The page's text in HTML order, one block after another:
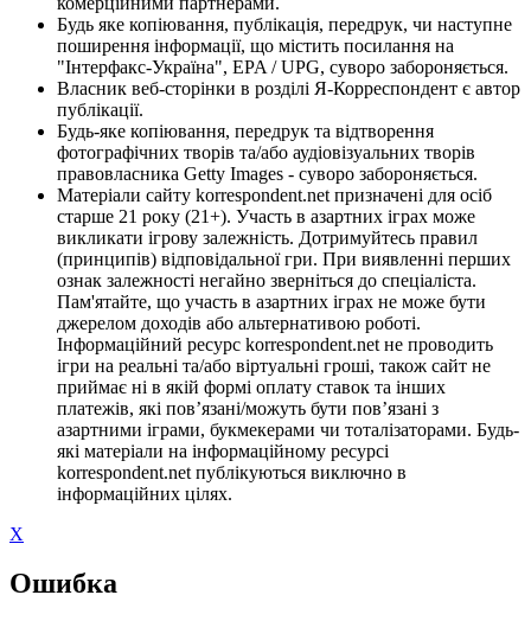
Будь яке копіювання, публікація, передрук, чи наступне
поширення інформації, що містить посилання на
"Інтерфакс-Україна", EPA / UPG, суворо забороняється.
Власник веб-сторінки в розділі Я-Корреспондент є автор
публікації.
Будь-яке копіювання, передрук та відтворення
фотографічних творів та/або аудіовізуальних творів
правовласника Getty Images - суворо забороняється.
Матеріали сайту korrespondent.net призначені для осіб
старше 21 року (21+). Участь в азартних іграх може
викликати ігрову залежність. Дотримуйтесь правил
(принципів) відповідальної гри. При виявленні перших
ознак залежності негайно зверніться до спеціаліста.
Пам'ятайте, що участь в азартних іграх не може бути
джерелом доходів або альтернативою роботі.
Інформаційний ресурс korrespondent.net не проводить
ігри на реальні та/або віртуальні гроші, також сайт не
приймає ні в якій формі оплату ставок та інших
платежів, які пов’язані/можуть бути пов’язані з
азартними іграми, букмекерами чи тоталізаторами. Будь-
які матеріали на інформаційному ресурсі
korrespondent.net публікуються виключно в
інформаційних цілях.
X
Ошибка